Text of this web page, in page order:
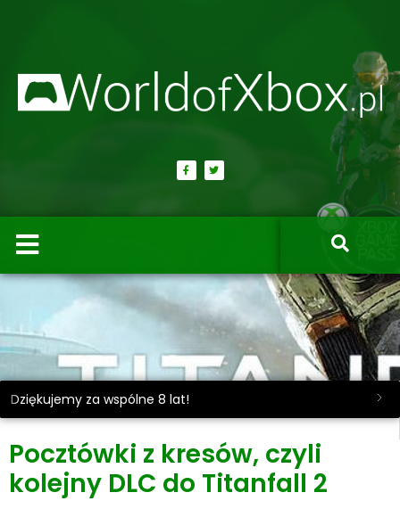
Dziękujemy za wspólne 8 lat!
Pocztówki z kresów, czyli
kolejny DLC do Titanfall 2